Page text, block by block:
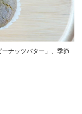
ーナッツバター」、季節